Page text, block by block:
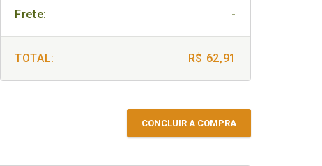
Frete: -
TOTAL: R$ 62,91
CONCLUIR A COMPRA